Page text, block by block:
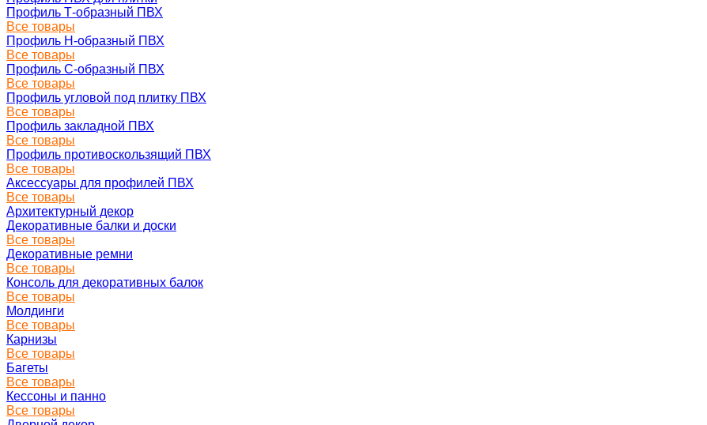
Профиль Т-образный ПВХ
Все товары
Профиль H-образный ПВХ
Все товары
Профиль C-образный ПВХ
Все товары
Профиль угловой под плитку ПВХ
Все товары
Профиль закладной ПВХ
Все товары
Профиль противоскользящий ПВХ
Все товары
Аксессуары для профилей ПВХ
Все товары
Архитектурный декор
Декоративные балки и доски
Все товары
Декоративные ремни
Все товары
Консоль для декоративных балок
Все товары
Молдинги
Все товары
Карнизы
Все товары
Багеты
Все товары
Кессоны и панно
Все товары